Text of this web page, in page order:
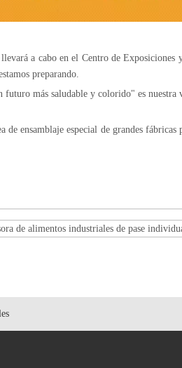
a cabo en el Centro de
preparando.
futuro más saludable y colorido" es
ensamblaje especial de grandes
de alimentos industriales de pase